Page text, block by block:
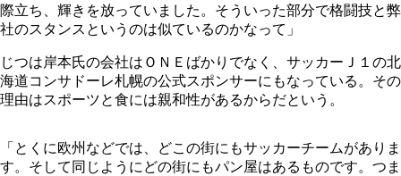
際立ち、輝きを放っていました。そういった部分で格闘技と弊
社のスタンスというのは似ているのかなって」
じつは岸本氏の会社はＯＮＥばかりでなく、サッカーＪ１の北
海道コンサドーレ札幌の公式スポンサーにもなっている。その
理由はスポーツと食には親和性があるからだという。
「とくに欧州などでは、どこの街にもサッカーチームがありま
す。そして同じようにどの街にもパン屋はあるものです。つま